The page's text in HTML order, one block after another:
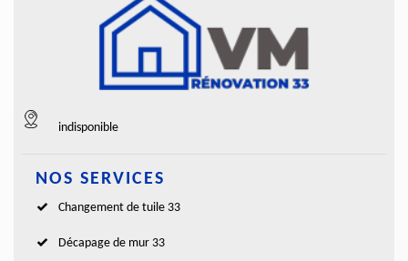
indisponible
NOS SERVICES
Changement de tuile 33
Décapage de mur 33